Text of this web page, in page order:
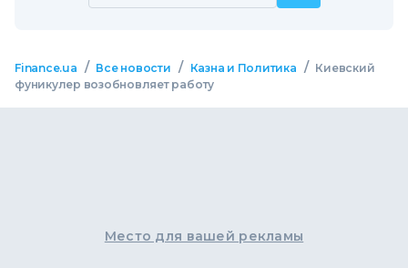
Finance.ua / Все новости / Казна и Политика / Киевский
фуникулер возобновляет работу
Место для вашей рекламы